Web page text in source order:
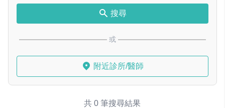
搜尋
或
附近診所/醫師
共 0 筆搜尋結果